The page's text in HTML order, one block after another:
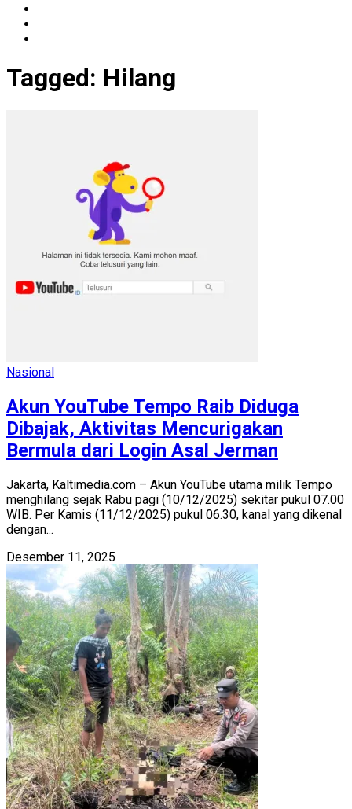
Tagged: Hilang
Nasional
Akun YouTube Tempo Raib Diduga
Dibajak, Aktivitas Mencurigakan
Bermula dari Login Asal Jerman
Jakarta, Kaltimedia.com – Akun YouTube utama milik Tempo
menghilang sejak Rabu pagi (10/12/2025) sekitar pukul 07.00
WIB. Per Kamis (11/12/2025) pukul 06.30, kanal yang dikenal
dengan...
Desember 11, 2025